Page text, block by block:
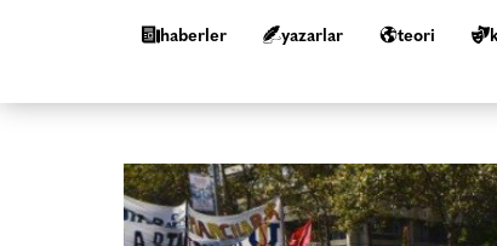
haberler yazarlar teori